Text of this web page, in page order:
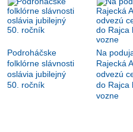
Podroháčske
folklórne slávnosti
oslávia jubilejný
50. ročník
Na
Rajecká
odvezú
do Rajca
vozne